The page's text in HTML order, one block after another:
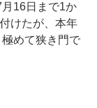
16日まで1か
けたが、本年
めて狭き門で